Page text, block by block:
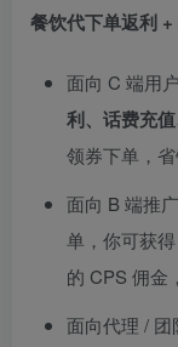
餐饮代下单返利
面向 C 端用
利、话费充
领券下单，省
面向 B 端推
单，你可获
的 CPS 佣金，
面向代理 /